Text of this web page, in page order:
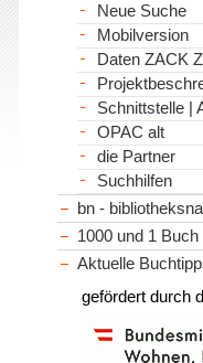
Neue Suche
Mobilversion
Daten ZACK
Schnittstelle |
OPAC alt
die Partner
Suchhilfen
bn -
1000 und 1 Buch
Aktuelle
gefördert durch